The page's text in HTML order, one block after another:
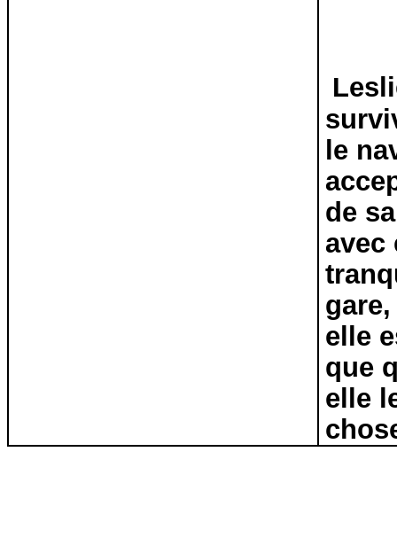
le
de
avec
elle
que
elle